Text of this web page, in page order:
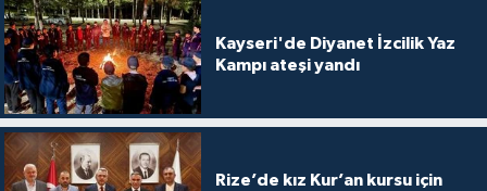
Kayseri'de Diyanet İzcilik Yaz
Kampı ateşi yandı
Rize’de kız Kur’an kursu için
Gümüşhane Müftülüğü
Hakkari Müftülüğü
Hatay Müftülüğü